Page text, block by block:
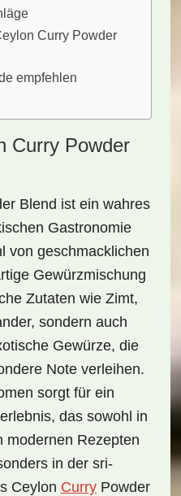
Curry Powder
empfehlen
Curry Powder
Blend ist ein wahres
Gastronomie
von geschmacklichen
Gewürzmischung
Zutaten wie Zimt,
sondern auch
Gewürze, die
Note verleihen.
sorgt für ein
das sowohl in
modernen Rezepten
in der sri-
Ceylon CurryPowder